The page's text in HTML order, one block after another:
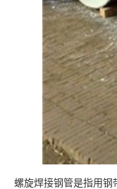
螺旋焊接钢管是指用